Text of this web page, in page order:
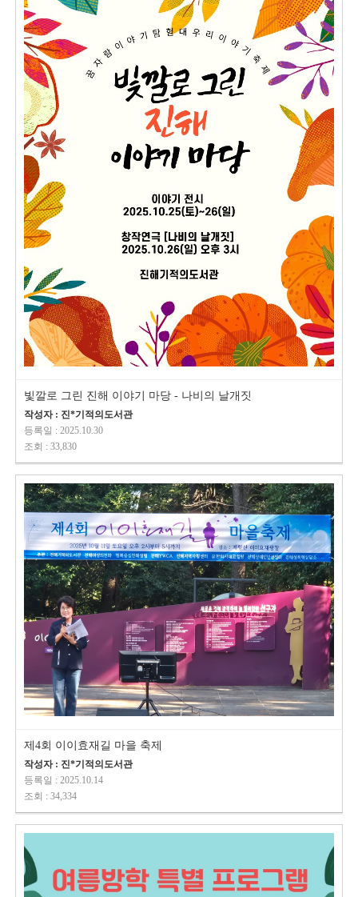
빛깔로 그린 진해 이야기 마당 - 나비의 날개짓
작성자 : 진*기적의도서관
등록일 : 2025.10.30
조회 : 33,830
제4회 이이효재길 마을 축제
작성자 : 진*기적의도서관
등록일 : 2025.10.14
조회 : 34,334